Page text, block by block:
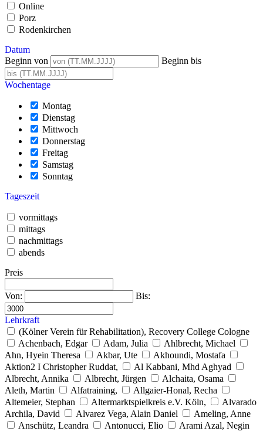
Online
Porz
Rodenkirchen
Datum
Beginn von
Beginn bis
Wochentage
Montag
Dienstag
Mittwoch
Donnerstag
Freitag
Samstag
Sonntag
Tageszeit
vormittags
mittags
nachmittags
abends
Preis
Von: Bis:
Lehrkraft
(Kölner Verein für Rehabilitation), Recovery College Cologne
Achenbach, Edgar
Adam, Julia
Ahlbrecht, Michael
Ahn, Hyein Theresa
Akbar, Ute
Akhoundi, Mostafa
Aktion2 I Christopher Ruddat,
Al Kabbani, Mhd Aghyad
Albrecht, Annika
Albrecht, Jürgen
Alchaita, Osama
Aleth, Martin
Alfatraining,
Allgaier-Honal, Recha
Altemeier, Stephan
Altermarktspielkreis e.V. Köln,
Alvarado
Archila, David
Alvarez Vega, Alain Daniel
Ameling, Anne
Anschütz, Leandra
Antonucci, Elio
Arami Azal, Negin